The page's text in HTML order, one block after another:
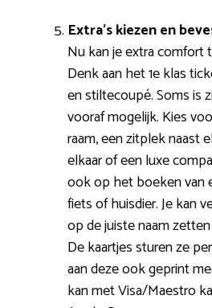
Extra’s kiezen en
Nu kan je extra comfort
Denk aan het 1e klas
en stiltecoupé. Soms is
vooraf mogelijk. Kies
raam, een zitplek naast
elkaar of een luxe
ook op het boeken van
fiets of huisdier. Je kan
op de juiste naam
De kaartjes sturen ze
aan deze ook geprint
kan met Visa/Maestro